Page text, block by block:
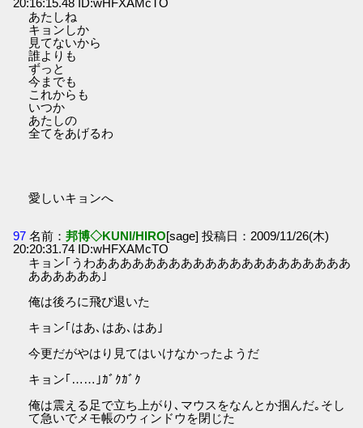
20:16:15.48 ID:wHFXAMcTO
あたしね
キョンしか
見てないから
誰よりも
ずっと
今までも
これからも
いつか
あたしの
全てをあげるわ
愛しいキョンへ
97 名前：邦博◇KUNI/HIRO[sage] 投稿日：2009/11/26(木)
20:20:31.74 ID:wHFXAMcTO
キョン｢うわあああああああああああああああああああああ
ああああああ｣
俺は後ろに飛び退いた
キョン｢はあ､はあ､はあ｣
今更だがやはり見てはいけなかったようだ
キョン｢……｣ｶﾞｸｶﾞｸ
俺は震える足で立ち上がり､マウスをなんとか掴んだ｡そし
て急いでメモ帳のウィンドウを閉じた